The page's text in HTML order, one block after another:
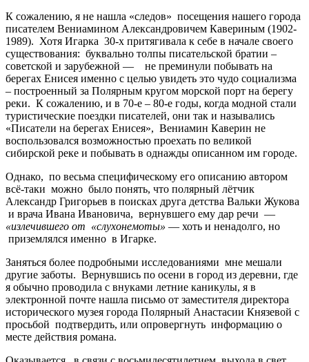
К сожалению, я не нашла «следов» посещения нашего города
писателем Вениамином Александровичем Кавериным (1902-
1989). Хотя Игарка 30-х притягивала к себе в начале своего
существования: буквально толпы писательской братии –
советской и зарубежной — не преминули побывать на
берегах Енисея именно с целью увидеть это чудо социализма
– построенный за Полярным кругом морской порт на берегу
реки. К сожалению, и в 70-е – 80-е годы, когда модной стали
туристические поездки писателей, они так и назывались
«Писатели на берегах Енисея», Вениамин Каверин не
воспользовался возможностью проехать по великой
сибирской реке и побывать в однажды описанном им городе.
Однако, по весьма специфическому его описанию автором
всё-таки можно было понять, что полярный лётчик
Александр Григорьев в поисках друга детства Вальки Жукова
и врача Ивана Ивановича, вернувшего ему дар речи —
«излечившего от «слухонемоты» — хоть и ненадолго, но
приземлялся именно в Игарке.
Заняться более подробными исследованиями мне мешали
другие заботы. Вернувшись по осени в город из деревни, где
я обычно проводила с внуками летние каникулы, я в
электронной почте нашла письмо от заместителя директора
исторического музея города Полярный Анастасии Князевой с
просьбой подтвердить, или опровергнуть информацию о
месте действия романа.